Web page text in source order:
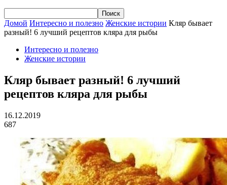
Домой Интересно и полезно Женские истории Кляр бывает
разный! 6 лучший рецептов кляра для рыбы
Интересно и полезно
Женские истории
Кляр бывает разный! 6 лучший
рецептов кляра для рыбы
16.12.2019
687